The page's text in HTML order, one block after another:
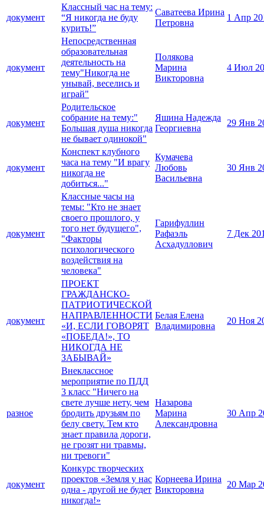
документ
Классный час на тему:
“Я никогда не буду
курить!”
Саватеева Ирина
Петровна
1 Апр
документ
Непосредственная
образовательная
деятельность на
тему"Никогда не
унывай, веселись и
играй"
Полякова
Марина
Викторовна
4 Июл
документ
Родительское
собрание на тему:"
Большая душа никогда
не бывает одинокой"
Яшина Надежда
Георгиевна
29 Янв
документ
Конспект клубного
часа на тему "И врагу
никогда не
добиться..."
Кумачева
Любовь
Васильевна
30 Янв
документ
Классные часы на
темы: "Кто не знает
своего прошлого, у
того нет будущего",
"Факторы
психологического
воздействия на
человека"
Гарифуллин
Рафаэль
Асхадуллович
7 Дек
документ
ПРОЕКТ
ГРАЖДАНСКО-
ПАТРИОТИЧЕСКОЙ
НАПРАВЛЕННОСТИ
«И, ЕСЛИ ГОВОРЯТ
«ПОБЕДА!», ТО
НИКОГДА НЕ
ЗАБЫВАЙ»
Белая Елена
Владимировна
20 Ноя
разное
Внеклассное
мероприятие по ПДД
3 класс "Ничего на
свете лучше нету, чем
бродить друзьям по
белу свету. Тем кто
знает правила дороги,
не грозят ни травмы,
ни тревоги"
Назарова
Марина
Александровна
30 Апр
документ
Конкурс творческих
проектов «Земля у нас
одна - другой не будет
никогда!»
Корнеева Ирина
Викторовна
20 Мар